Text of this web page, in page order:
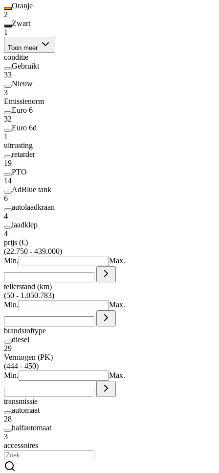
Oranje
2
Zwart
1
Toon meer
conditie
Gebruikt
33
Nieuw
3
Emissienorm
Euro 6
32
Euro 6d
1
uitrusting
retarder
19
PTO
14
AdBlue tank
6
autolaadkraan
4
laadklep
4
prijs (€)
(22.750 - 439.000)
Min.
Max.
tellerstand (km)
(50 - 1.050.783)
Min.
Max.
brandstoftype
diesel
29
Vermogen (PK)
(444 - 450)
Min.
Max.
transmissie
automaat
28
halfautomaat
3
accessoires